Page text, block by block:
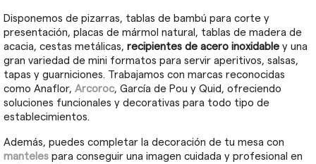
Disponemos de pizarras, tablas de bambú para corte y
presentación, placas de mármol natural, tablas de madera de
acacia, cestas metálicas, recipientes de acero inoxidable y una
gran variedad de mini formatos para servir aperitivos, salsas,
tapas y guarniciones. Trabajamos con marcas reconocidas
como Anaflor, Arcoroc, García de Pou y Quid, ofreciendo
soluciones funcionales y decorativas para todo tipo de
establecimientos.
Además, puedes completar la decoración de tu mesa con
manteles para conseguir una imagen cuidada y profesional en